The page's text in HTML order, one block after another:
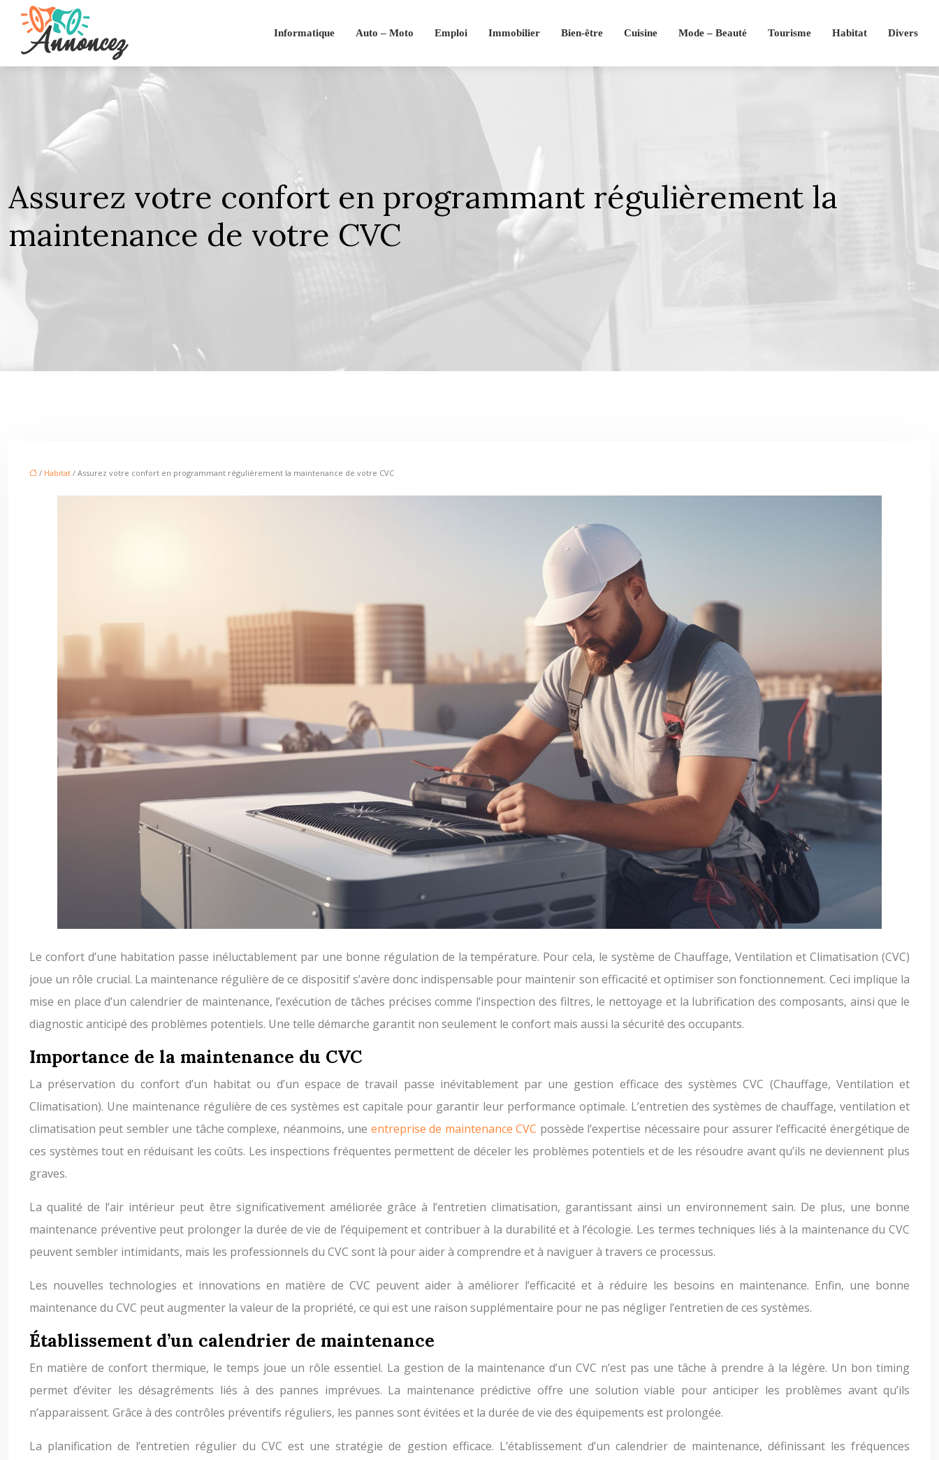
Informatique Auto – Moto Emploi Immobilier Bien-être Cuisine Mode – Beauté Tourisme Habitat Divers
Assurez votre confort en programmant régulièrement la
maintenance de votre CVC
/ Habitat / Assurez votre confort en programmant régulièrement la maintenance de votre CVC
Le confort d’une habitation passe inéluctablement par une bonne régulation de la température. Pour cela, le système de Chauffage, Ventilation et Climatisation (CVC)
joue un rôle crucial. La maintenance régulière de ce dispositif s’avère donc indispensable pour maintenir son efficacité et optimiser son fonctionnement. Ceci implique la
mise en place d’un calendrier de maintenance, l’exécution de tâches précises comme l’inspection des filtres, le nettoyage et la lubrification des composants, ainsi que le
diagnostic anticipé des problèmes potentiels. Une telle démarche garantit non seulement le confort mais aussi la sécurité des occupants.
Importance de la maintenance du CVC
La préservation du confort d’un habitat ou d’un espace de travail passe inévitablement par une gestion efficace des systèmes CVC (Chauffage, Ventilation et
Climatisation). Une maintenance régulière de ces systèmes est capitale pour garantir leur performance optimale. L’entretien des systèmes de chauffage, ventilation et
climatisation peut sembler une tâche complexe, néanmoins, une entreprise de maintenance CVC possède l’expertise nécessaire pour assurer l’efficacité énergétique de
ces systèmes tout en réduisant les coûts. Les inspections fréquentes permettent de déceler les problèmes potentiels et de les résoudre avant qu’ils ne deviennent plus
graves.
La qualité de l’air intérieur peut être significativement améliorée grâce à l’entretien climatisation, garantissant ainsi un environnement sain. De plus, une bonne
maintenance préventive peut prolonger la durée de vie de l’équipement et contribuer à la durabilité et à l’écologie. Les termes techniques liés à la maintenance du CVC
peuvent sembler intimidants, mais les professionnels du CVC sont là pour aider à comprendre et à naviguer à travers ce processus.
Les nouvelles technologies et innovations en matière de CVC peuvent aider à améliorer l’efficacité et à réduire les besoins en maintenance. Enfin, une bonne
maintenance du CVC peut augmenter la valeur de la propriété, ce qui est une raison supplémentaire pour ne pas négliger l’entretien de ces systèmes.
Établissement d’un calendrier de maintenance
En matière de confort thermique, le temps joue un rôle essentiel. La gestion de la maintenance d’un CVC n’est pas une tâche à prendre à la légère. Un bon timing
permet d’éviter les désagréments liés à des pannes imprévues. La maintenance prédictive offre une solution viable pour anticiper les problèmes avant qu’ils
n’apparaissent. Grâce à des contrôles préventifs réguliers, les pannes sont évitées et la durée de vie des équipements est prolongée.
La planification de l’entretien régulier du CVC est une stratégie de gestion efficace. L’établissement d’un calendrier de maintenance, définissant les fréquences